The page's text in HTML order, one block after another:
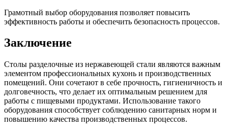
Грамотный выбор оборудования позволяет повысить
эффективность работы и обеспечить безопасность процессов.
Заключение
Столы разделочные из нержавеющей стали являются важным
элементом профессиональных кухонь и производственных
помещений. Они сочетают в себе прочность, гигиеничность и
долговечность, что делает их оптимальным решением для
работы с пищевыми продуктами. Использование такого
оборудования способствует соблюдению санитарных норм и
повышению качества производственных процессов.